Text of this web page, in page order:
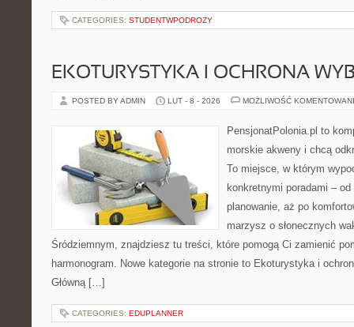
CATEGORIES: STUDENTWPODROZY
EKOTURYSTYKA I OCHRONA
POSTED BY ADMIN LUT - 8 - 2026 MOŻLIWOŚĆ
PensjonatPolonia.pl to
morskie akweny i chcą
To miejsce, w którym
konkretnymi poradami –
planowanie, aż po
marzysz o słonecznych
Śródziemnym, znajdziesz tu treści, które pomogą Ci zamienić
harmonogram. Nowe kategorie na stronie to Ekoturystyka i
Główną […]
CATEGORIES: EDUPLANNER